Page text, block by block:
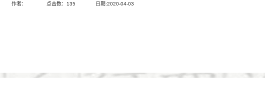
作者： 点击数： 135 日期:2020-04-03